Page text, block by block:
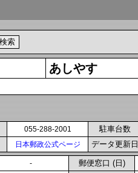
あしやす
055-288-2001 駐車台数
日本郵政公式ページ データ更新日
- 郵便窓口 (日)